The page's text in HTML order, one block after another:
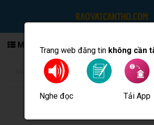
Trang web đăng tin không cần
Nghe đọc Tải App
MENU